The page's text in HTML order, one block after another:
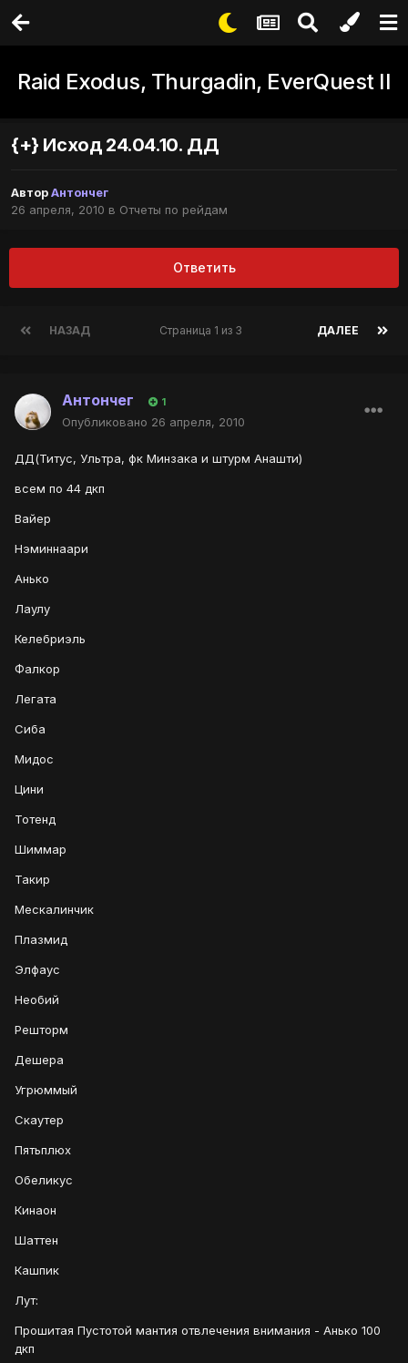
Raid Exodus, Thurgadin, EverQuest II
{+} Исход 24.04.10. ДД
АвторАнтончег
26 апреля, 2010 в Отчеты по рейдам
Ответить
НАЗАД ДАЛЕЕ
Страница 1 из 3
Антончег 1
Опубликовано 26 апреля, 2010
ДД(Титус, Ультра, фк Минзака и штурм Анашти)
всем по 44 дкп
Вайер
Нэминнаари
Анько
Лаулу
Келебриэль
Фалкор
Легата
Сиба
Мидос
Цини
Тотенд
Шиммар
Такир
Мескалинчик
Плазмид
Элфаус
Необий
Решторм
Дешера
Угрюммый
Скаутер
Пятьплюх
Обеликус
Кинаон
Шаттен
Кашпик
Лут:
Прошитая Пустотой мантия отвлечения внимания - Анько 100
дкп